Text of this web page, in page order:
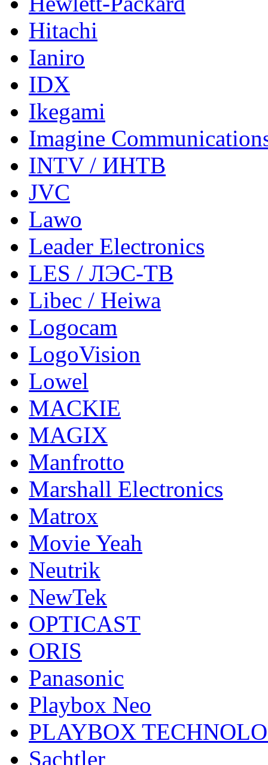
Hitachi
Ianiro
IDX
Ikegami
Imagine
INTV / ИНТВ
JVC
Lawo
Leader Electronics
LES / ЛЭС-ТВ
Libec / Heiwa
Logocam
LogoVision
Lowel
MACKIE
MAGIX
Manfrotto
Marshall Electronics
Matrox
Movie Yeah
Neutrik
NewTek
OPTICAST
ORIS
Panasonic
Playbox Neo
PLAYBOX
Sachtler